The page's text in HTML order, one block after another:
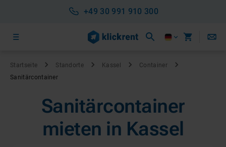
+49 30 991 910 300
Startseite Standorte Kassel
Container
Sanitärcontainer
Sanitärcontainer
mieten in Kassel